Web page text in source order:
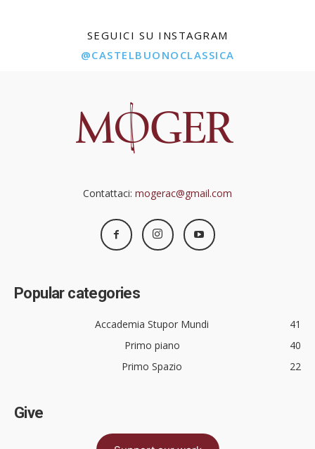
SEGUICI SU INSTAGRAM
@CASTELBUONOCLASSICA
Contattaci: mogerac@gmail.com
Popular categories
Accademia Stupor Mundi
41
Primo piano
40
Primo Spazio
22
Give